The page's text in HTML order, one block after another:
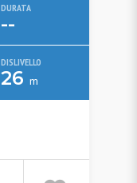
DURATA
--
DISLIVELLO
26 m